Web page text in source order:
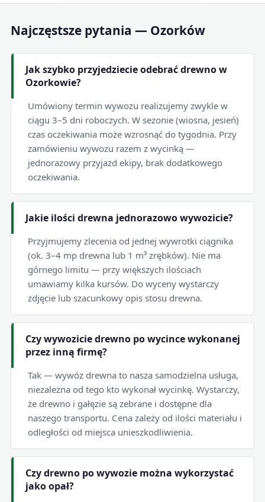
Najczęstsze pytania — Ozorków
Jak szybko przyjedziecie odebrać drewno w
Ozorkowie?
Umówiony termin wywozu realizujemy zwykle w
ciągu 3–5 dni roboczych. W sezonie (wiosna, jesień)
czas oczekiwania może wzrosnąć do tygodnia. Przy
zamówieniu wywozu razem z wycinką —
jednorazowy przyjazd ekipy, brak dodatkowego
oczekiwania.
Jakie ilości drewna jednorazowo wywozicie?
Przyjmujemy zlecenia od jednej wywrotki ciągnika
(ok. 3–4 mp drewna lub 1 m³ zrębków). Nie ma
górnego limitu — przy większych ilościach
umawiamy kilka kursów. Do wyceny wystarczy
zdjęcie lub szacunkowy opis stosu drewna.
Czy wywozicie drewno po wycince wykonanej
przez inną firmę?
Tak — wywóz drewna to nasza samodzielna usługa,
niezależna od tego kto wykonał wycinkę. Wystarczy,
że drewno i gałęzie są zebrane i dostępne dla
naszego transportu. Cena zależy od ilości materiału i
odległości od miejsca unieszkodliwienia.
Czy drewno po wywozie można wykorzystać
jako opał?